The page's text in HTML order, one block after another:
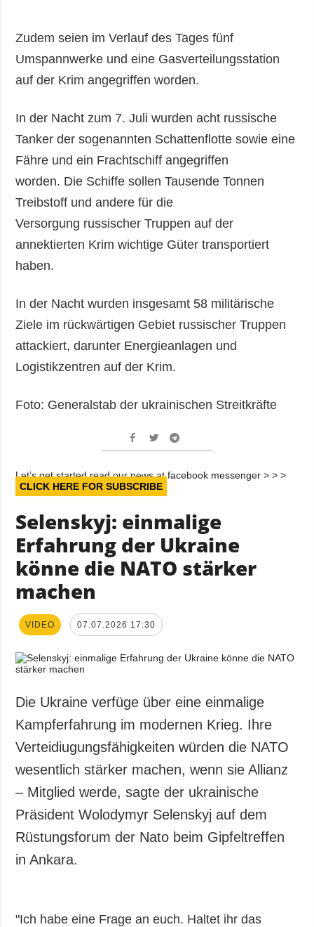
Zudem seien im Verlauf des Tages fünf
Umspannwerke und eine Gasverteilungsstation
auf der Krim angegriffen worden.
In der Nacht zum 7. Juli wurden acht russische
Tanker der sogenannten Schattenflotte sowie eine
Fähre und ein Frachtschiff angegriffen
worden. Die Schiffe sollen Tausende Tonnen
Treibstoff und andere für die
Versorgung russischer Truppen auf der
annektierten Krim wichtige Güter transportiert
haben.
In der Nacht wurden insgesamt 58 militärische
Ziele im rückwärtigen Gebiet russischer Truppen
attackiert, darunter Energieanlagen und
Logistikzentren auf der Krim.
Foto: Generalstab der ukrainischen Streitkräfte
Let’s get started read our news at facebook messenger > > >
CLICK HERE FOR SUBSCRIBE
Selenskyj: einmalige
Erfahrung der Ukraine
könne die NATO stärker
machen
VIDEO 07.07.2026 17:30
Die Ukraine verfüge über eine einmalige
Kampferfahrung im modernen Krieg. Ihre
Verteidiugungsfähigkeiten würden die NATO
wesentlich stärker machen, wenn sie Allianz
– Mitglied werde, sagte der ukrainische
Präsident Wolodymyr Selenskyj auf dem
Rüstungsforum der Nato beim Gipfeltreffen
in Ankara.
"Ich habe eine Frage an euch. Haltet ihr das